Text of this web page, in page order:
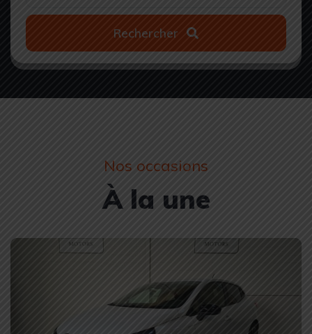
Rechercher
Nos occasions
À la une